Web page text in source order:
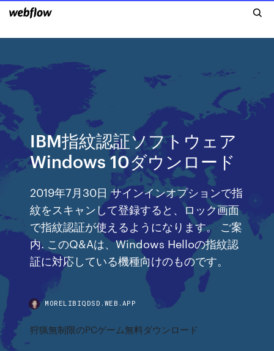
IBM指紋認証ソフトウェア
Windows 10ダウンロード
2019年7月30日 サインインオプションで指
紋をスキャンして登録すると、ロック画面
で指紋認証が使えるようになります。 ご案
内. このQ&Aは、Windows Helloの指紋認
証に対応している機種向けのものです。
MORELIBIQDSD.WEB.APP
狩猟無制限のPCゲーム無料ダウンロード